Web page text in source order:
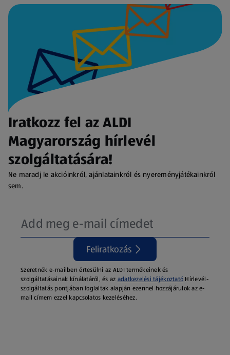
Iratkozz fel az ALDI
Magyarország hírlevél
szolgáltatására!
Ne maradj le akcióinkról, ajánlatainkról és nyereményjátékainkról
sem.
Feliratkozás
Szeretnék e-mailben értesülni az ALDI termékeinek és
szolgáltatásainak kínálatáról, és az adatkezelési tájékoztató Hírlevél-
szolgáltatás pontjában foglaltak alapján ezennel hozzájárulok az e-
mail címem ezzel kapcsolatos kezeléséhez.